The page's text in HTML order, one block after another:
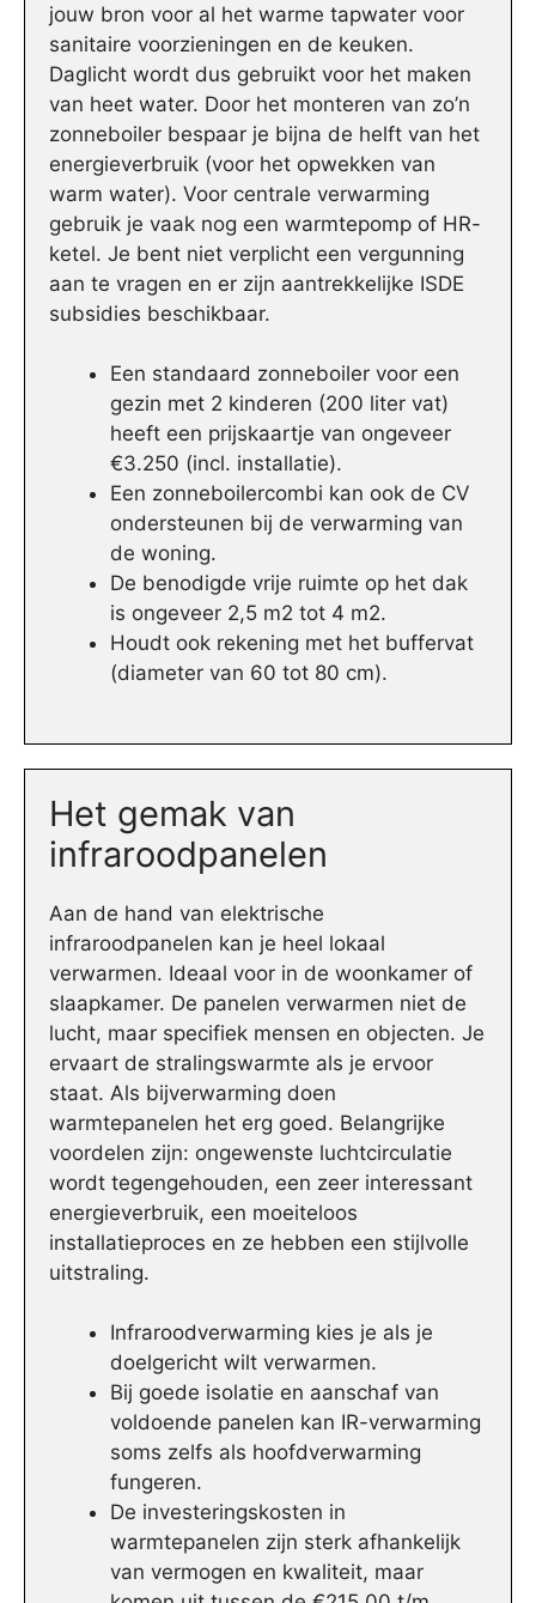
jouw bron voor al het warme tapwater voor
sanitaire voorzieningen en de keuken.
Daglicht wordt dus gebruikt voor het maken
van heet water. Door het monteren van zo’n
zonneboiler bespaar je bijna de helft van het
energieverbruik (voor het opwekken van
warm water). Voor centrale verwarming
gebruik je vaak nog een warmtepomp of HR-
ketel. Je bent niet verplicht een vergunning
aan te vragen en er zijn aantrekkelijke ISDE
subsidies beschikbaar.
Een standaard zonneboiler voor een
gezin met 2 kinderen (200 liter vat)
heeft een prijskaartje van ongeveer
€3.250 (incl. installatie).
Een zonneboilercombi kan ook de CV
ondersteunen bij de verwarming van
de woning.
De benodigde vrije ruimte op het dak
is ongeveer 2,5 m2 tot 4 m2.
Houdt ook rekening met het buffervat
(diameter van 60 tot 80 cm).
Het gemak van
infraroodpanelen
Aan de hand van elektrische
infraroodpanelen kan je heel lokaal
verwarmen. Ideaal voor in de woonkamer of
slaapkamer. De panelen verwarmen niet de
lucht, maar specifiek mensen en objecten. Je
ervaart de stralingswarmte als je ervoor
staat. Als bijverwarming doen
warmtepanelen het erg goed. Belangrijke
voordelen zijn: ongewenste luchtcirculatie
wordt tegengehouden, een zeer interessant
energieverbruik, een moeiteloos
installatieproces en ze hebben een stijlvolle
uitstraling.
Infraroodverwarming kies je als je
doelgericht wilt verwarmen.
Bij goede isolatie en aanschaf van
voldoende panelen kan IR-verwarming
soms zelfs als hoofdverwarming
fungeren.
De investeringskosten in
warmtepanelen zijn sterk afhankelijk
van vermogen en kwaliteit, maar